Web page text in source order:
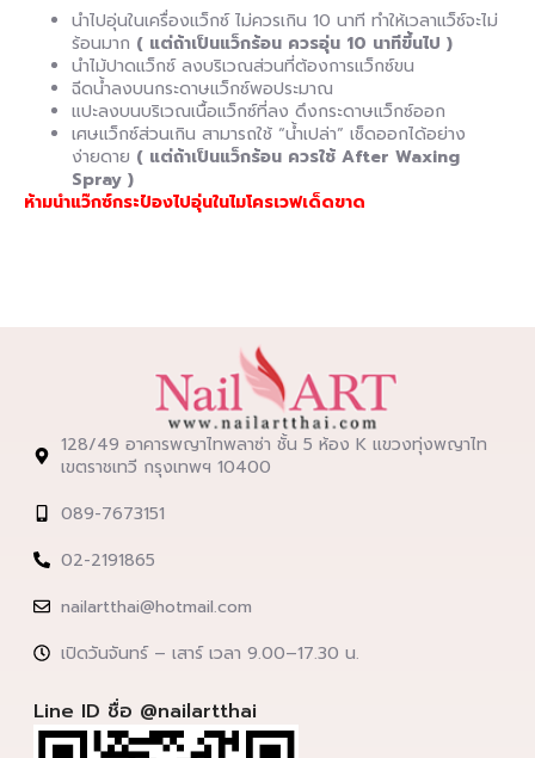
นำไปอุ่นในเครื่องแว็กซ์ ไม่ควรเกิน 10 นาที ทำให้เวลาแว็ซ์จะไม่
ร้อนมาก ( แต่ถ้าเป็นแว็กร้อน ควรอุ่น 10 นาทีขึ้นไป )
นำไม้ปาดแว็กซ์ ลงบริเวณส่วนที่ต้องการแว็กซ์ขน
ฉีดน้ำลงบนกระดาษแว็กซ์พอประมาณ
แปะลงบนบริเวณเนื้อแว็กซ์ที่ลง ดึงกระดาษแว็กซ์ออก
เศษแว็กซ์ส่วนเกิน สามารถใช้ “น้ำเปล่า” เช็ดออกได้อย่าง
ง่ายดาย ( แต่ถ้าเป็นแว็กร้อน ควรใช้ After Waxing
Spray )
ห้ามนำแว๊กซ์กระป๋องไปอุ่นในไมโครเวฟเด็ดขาด
128/49 อาคารพญาไทพลาซ่า ชั้น 5 ห้อง K แขวงทุ่งพญาไท
เขตราชเทวี กรุงเทพฯ 10400
089-7673151
02-2191865
nailartthai@hotmail.com
เปิดวันจันทร์ – เสาร์ เวลา 9.00–17.30 น.
Line ID ชื่อ @nailartthai